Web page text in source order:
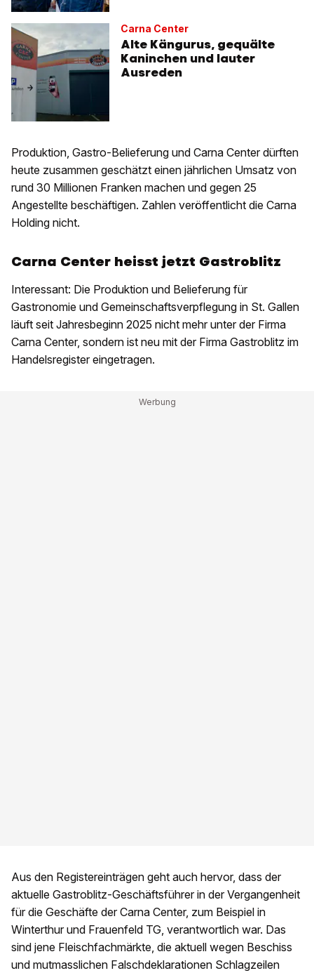
Carna Center
Alte Kängurus, gequälte
Kaninchen und lauter
Ausreden
Produktion, Gastro-Belieferung und Carna Center dürften
heute zusammen geschätzt einen jährlichen Umsatz von
rund 30 Millionen Franken machen und gegen 25
Angestellte beschäftigen. Zahlen veröffentlicht die Carna
Holding nicht.
Carna Center heisst jetzt Gastroblitz
Interessant: Die Produktion und Belieferung für
Gastronomie und Gemeinschaftsverpflegung in St. Gallen
läuft seit Jahresbeginn 2025 nicht mehr unter der Firma
Carna Center, sondern ist neu mit der Firma Gastroblitz im
Handelsregister eingetragen.
Aus den Registereinträgen geht auch hervor, dass der
aktuelle Gastroblitz-Geschäftsführer in der Vergangenheit
für die Geschäfte der Carna Center, zum Beispiel in
Winterthur und Frauenfeld TG, verantwortlich war. Das
sind jene Fleischfachmärkte, die aktuell wegen Beschiss
und mutmasslichen Falschdeklarationen Schlagzeilen